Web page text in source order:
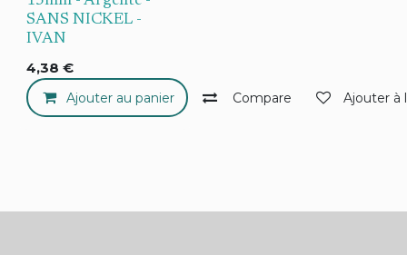
SANS NICKEL -
IVAN
4,38 €
Ajouter au panier Compare Ajouter à